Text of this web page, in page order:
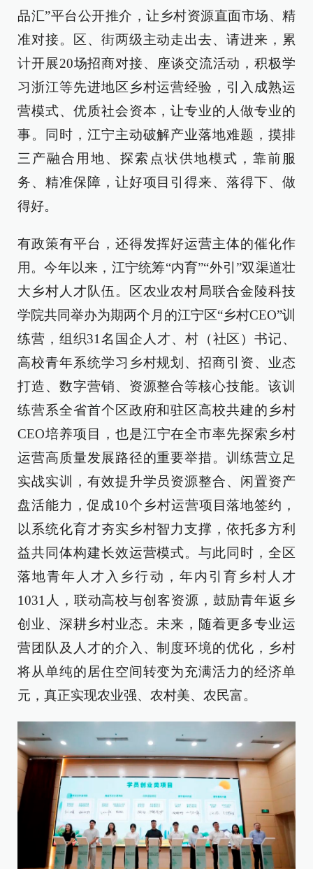
品汇”平台公开推介，让乡村资源直面市场、精
准对接。区、街两级主动走出去、请进来，累
计开展20场招商对接、座谈交流活动，积极学
习浙江等先进地区乡村运营经验，引入成熟运
营模式、优质社会资本，让专业的人做专业的
事。同时，江宁主动破解产业落地难题，摸排
三产融合用地、探索点状供地模式，靠前服
务、精准保障，让好项目引得来、落得下、做
得好。
有政策有平台，还得发挥好运营主体的催化作
用。今年以来，江宁统筹“内育”“外引”双渠道壮
大乡村人才队伍。区农业农村局联合金陵科技
学院共同举办为期两个月的江宁区“乡村CEO”训
练营，组织31名国企人才、村（社区）书记、
高校青年系统学习乡村规划、招商引资、业态
打造、数字营销、资源整合等核心技能。该训
练营系全省首个区政府和驻区高校共建的乡村
CEO培养项目，也是江宁在全市率先探索乡村
运营高质量发展路径的重要举措。训练营立足
实战实训，有效提升学员资源整合、闲置资产
盘活能力，促成10个乡村运营项目落地签约，
以系统化育才夯实乡村智力支撑，依托多方利
益共同体构建长效运营模式。与此同时，全区
落地青年人才入乡行动，年内引育乡村人才
1031人，联动高校与创客资源，鼓励青年返乡
创业、深耕乡村业态。未来，随着更多专业运
营团队及人才的介入、制度环境的优化，乡村
将从单纯的居住空间转变为充满活力的经济单
元，真正实现农业强、农村美、农民富。